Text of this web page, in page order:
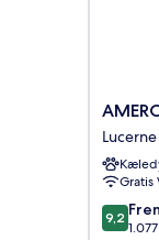
Luzern
Hotel
Flora
Lucerne
Lucerne
Gratis
9.2
ud
9,2